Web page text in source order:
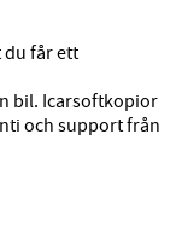
du får ett
bil. Icarsoftkopior
och support från